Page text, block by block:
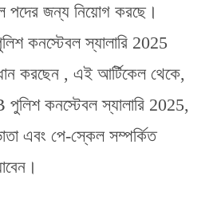
পদের জন্য নিয়োগ করছে।
কনস্টেবল স্যালারি 2025
করছেন , এই আর্টিকেল থেকে,
পুলিশ কনস্টেবল স্যালারি 2025,
এবং পে-স্কেল সম্পর্কিত